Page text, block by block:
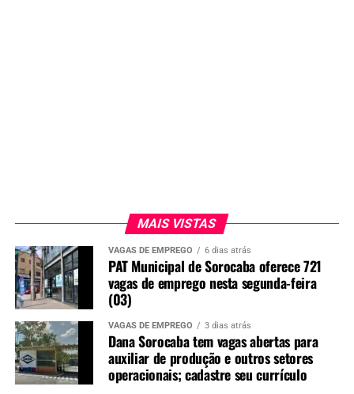
MAIS VISTAS
VAGAS DE EMPREGO 6 dias atrás
PAT Municipal de Sorocaba oferece 721
vagas de emprego nesta segunda-feira
(03)
VAGAS DE EMPREGO 3 dias atrás
Dana Sorocaba tem vagas abertas para
auxiliar de produção e outros setores
operacionais; cadastre seu currículo